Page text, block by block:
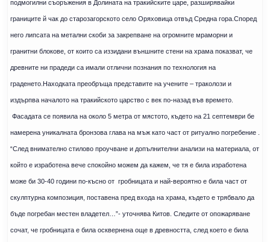
подмогилни съоръжения в Долината на тракийските царе, разширявайки
границите й чак до старозагорското село Оряховица отвъд Средна гора.Според
него липсата на метални скоби за закрепване на огромните мраморни и
гранитни блокове, от които са иззидани външните стени на храма показват, че
древните ни прадеди са имали отлични познания по технология на
граденето.Находката преобръща представите на учените – траколози и
издърпва началото на тракийското царство с век по-назад във времето.
Фасадата се появила на около 5 метра от мястото, където на 21 септември бе
намерена уникалната бронзова глава на мъж като част от ритуално погребение .
“След внимателно стилово проучване и допълнителни анализи на материала, от
който е изработена вече спокойно можем да кажем, че тя е била изработена
може би 30-40 години по-късно от гробницата и най-вероятно е била част от
скулптурна композиция, поставена пред входа на храма, където е трябвало да
бъде погребан местен владетел…”- уточнява Китов. Следите от опожаряване
сочат, че гробницата е била осквернена още в древността, след което е била